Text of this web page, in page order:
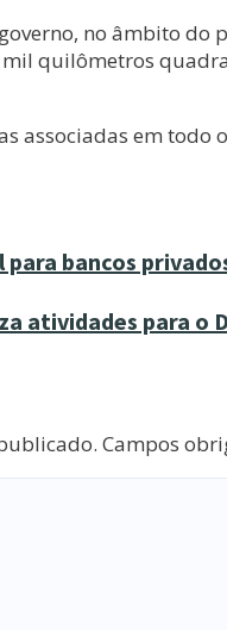
no âmbito
quilômetros
associadas em todo
bancos
atividades para o
Campos